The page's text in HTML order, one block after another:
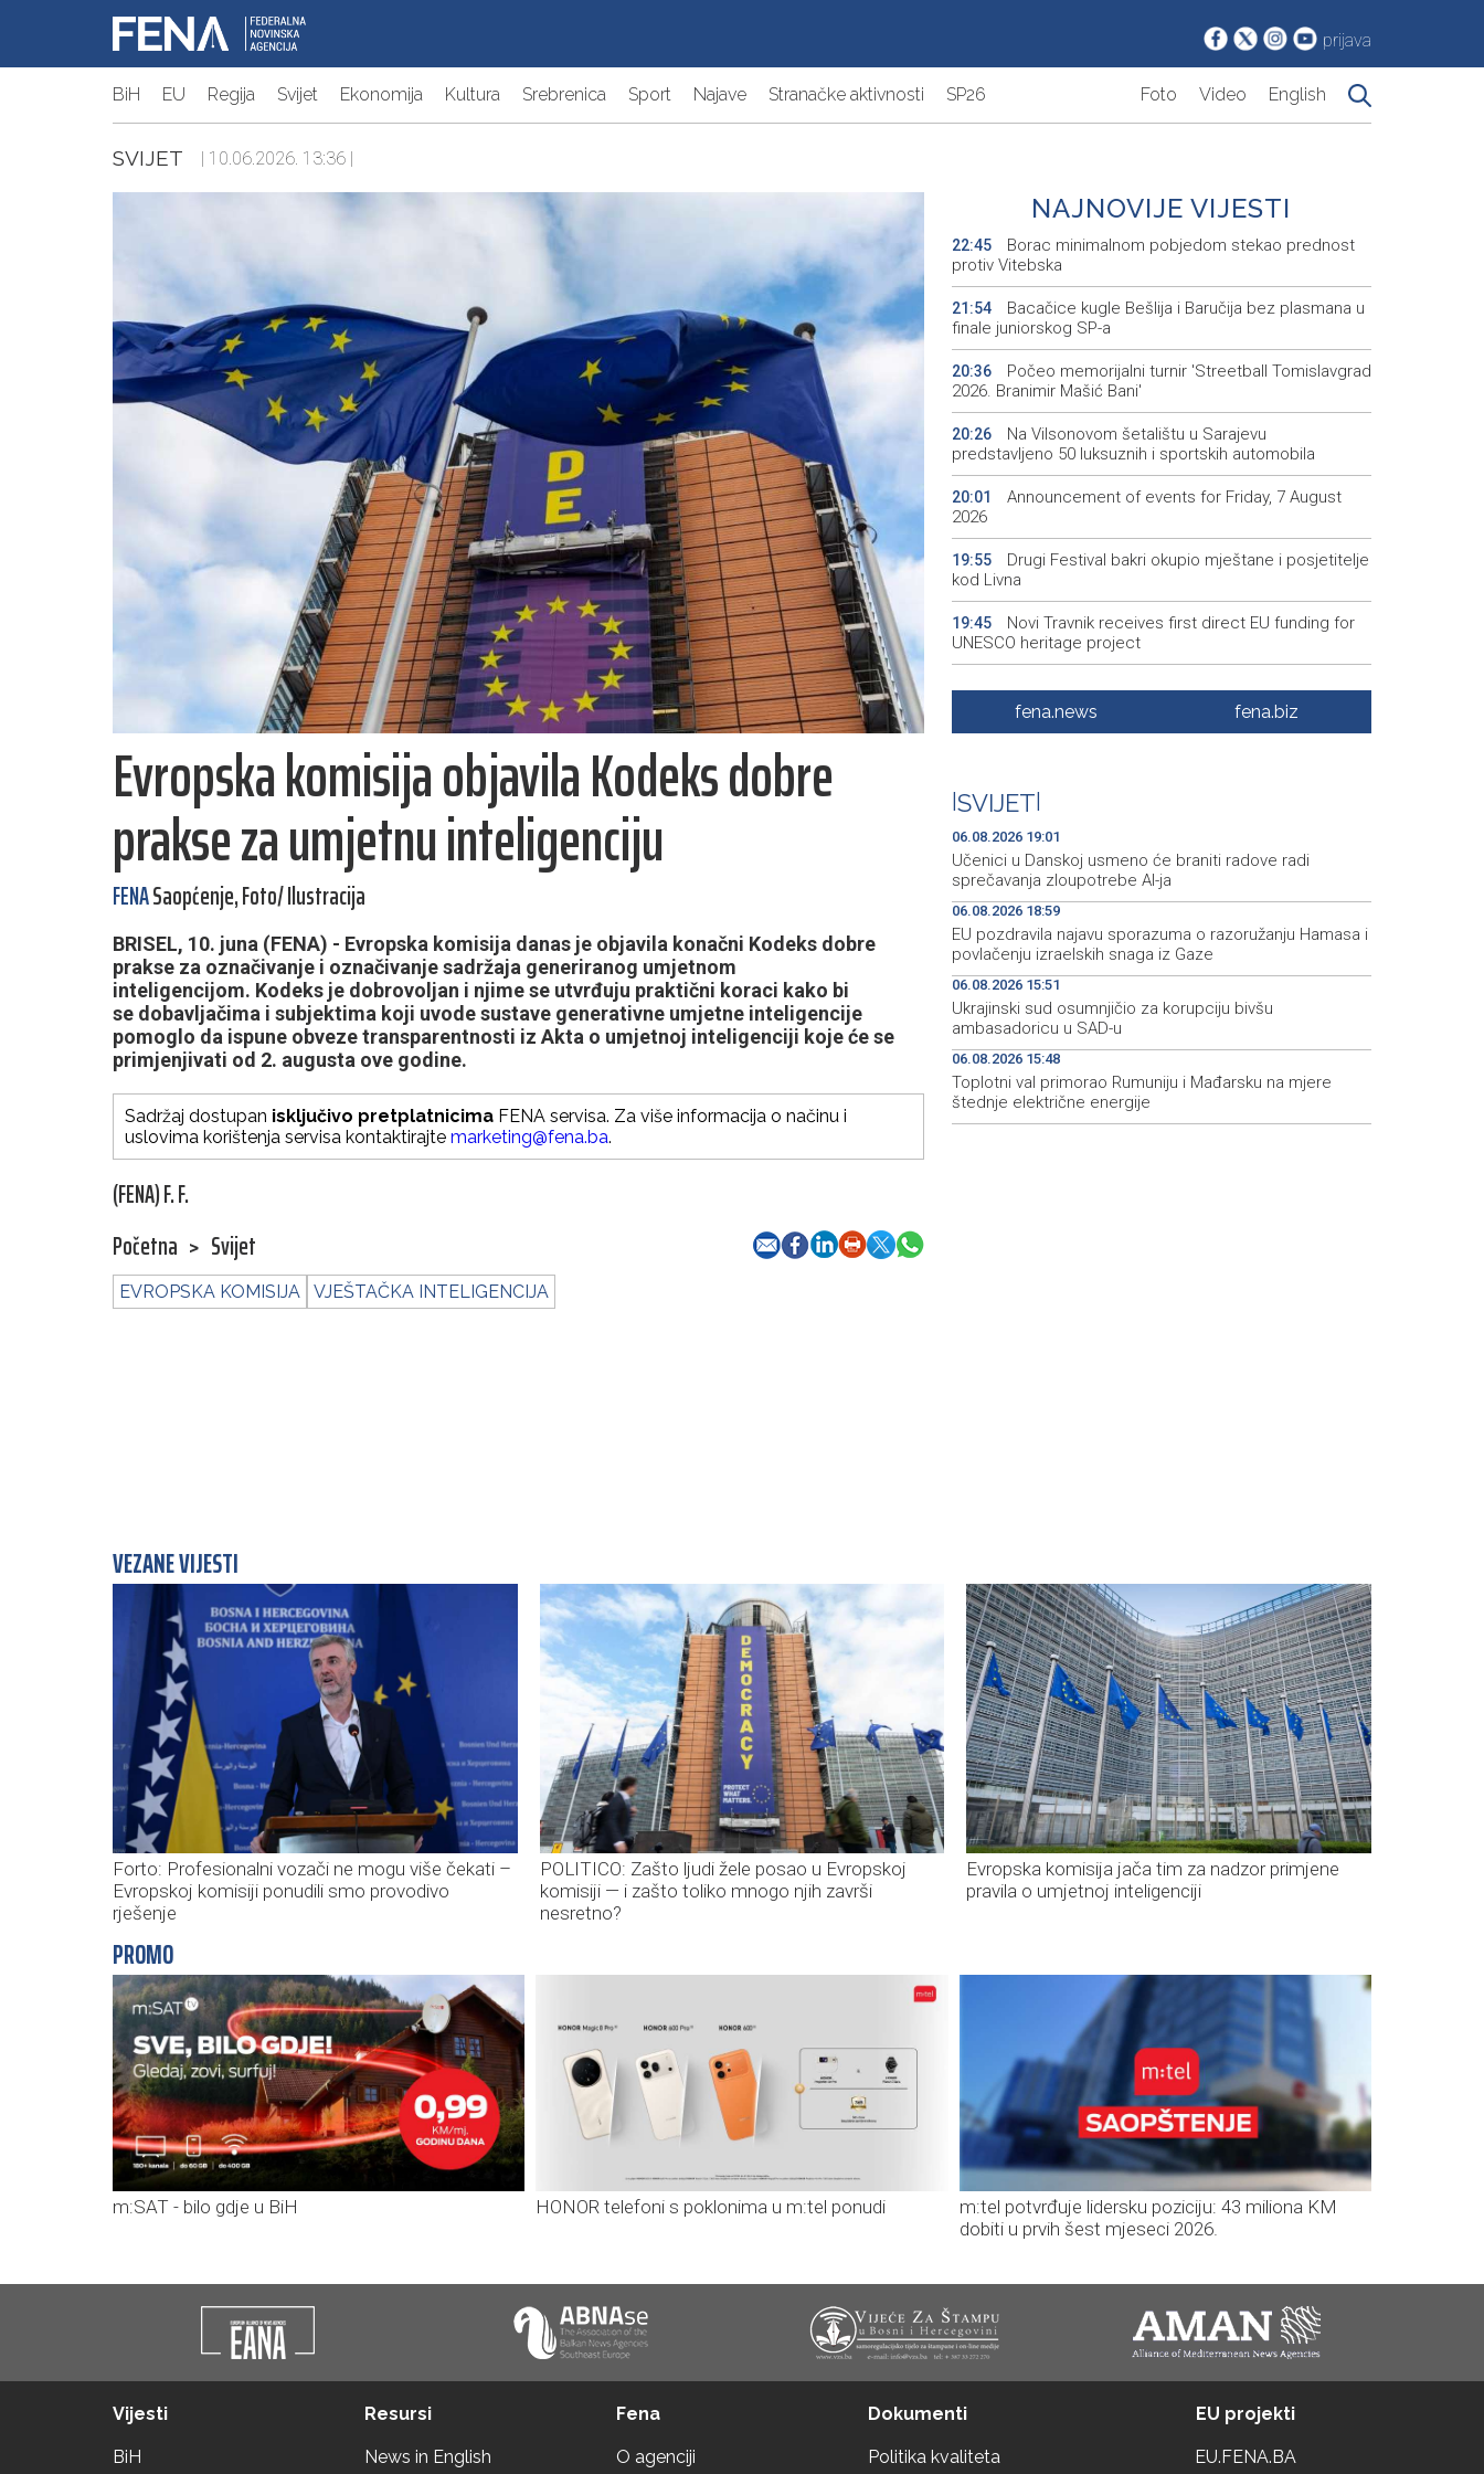
prijava
BiH EU Regija Svijet Ekonomija Kultura Srebrenica Sport Najave Stranačke aktivnosti SP26 Foto Video English
SVIJET | 10.06.2026. 13:36 |
Evropska komisija objavila Kodeks dobre
prakse za umjetnu inteligenciju
FENASaopćenje, Foto/ Ilustracija
BRISEL, 10. juna (FENA) - Evropska komisija danas je objavila konačni Kodeks dobre
prakse za označivanje i označivanje sadržaja generiranog umjetnom
inteligencijom. Kodeks je dobrovoljan i njime se utvrđuju praktični koraci kako bi
se dobavljačima i subjektima koji uvode sustave generativne umjetne inteligencije
pomoglo da ispune obveze transparentnosti iz Akta o umjetnoj inteligenciji koje će se
primjenjivati od 2. augusta ove godine.
Sadržaj dostupan isključivo pretplatnicima FENA servisa. Za više informacija o načinu i
uslovima korištenja servisa kontaktirajte marketing@fena.ba.
(FENA) F. F.
Početna > Svijet
EVROPSKA KOMISIJA VJEŠTAČKA INTELIGENCIJA
NAJNOVIJE VIJESTI
22:45
Borac minimalnom pobjedom stekao prednost
protiv Vitebska
21:54
Bacačice kugle Bešlija i Baručija bez plasmana u
finale juniorskog SP-a
20:36
Počeo memorijalni turnir 'Streetball Tomislavgrad
2026. Branimir Mašić Bani'
20:26
Na Vilsonovom šetalištu u Sarajevu
predstavljeno 50 luksuznih i sportskih automobila
20:01
Announcement of events for Friday, 7 August
2026
19:55
Drugi Festival bakri okupio mještane i posjetitelje
kod Livna
19:45
Novi Travnik receives first direct EU funding for
UNESCO heritage project
Crishock: OHR maintains an open dialogue with
all political stakeholders in BiH
19:29
Španska krajnja ljevica i desnica ujedinjene protiv
Maroka kao suorganizatora SP 2030.
fena.news fena.biz
SVIJET
06.08.2026 19:01
Učenici u Danskoj usmeno će braniti radove radi
sprečavanja zloupotrebe AI-ja
06.08.2026 18:59
EU pozdravila najavu sporazuma o razoružanju Hamasa i
povlačenju izraelskih snaga iz Gaze
06.08.2026 15:51
Ukrajinski sud osumnjičio za korupciju bivšu
ambasadoricu u SAD-u
06.08.2026 15:48
Toplotni val primorao Rumuniju i Mađarsku na mjere
štednje električne energije
VEZANE VIJESTI
Forto: Profesionalni vozači ne mogu više čekati –
Evropskoj komisiji ponudili smo provodivo
rješenje
POLITICO: Zašto ljudi žele posao u Evropskoj
komisiji — i zašto toliko mnogo njih završi
nesretno?
Evropska komisija jača tim za nadzor primjene
pravila o umjetnoj inteligenciji
PROMO
m:SAT - bilo gdje u BiH HONOR telefoni s poklonima u m:tel ponudi
m:tel potvrđuje lidersku poziciju: 43 miliona KM
dobiti u prvih šest mjeseci 2026.
Vijesti
BiH
Resursi
News in English
Fena
O agenciji
Dokumenti
Politika kvaliteta
EU projekti
EU.FENA.BA